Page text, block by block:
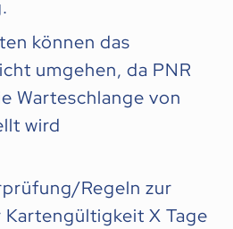
können das
umgehen, da PNR
Warteschlange von
wird
Regeln zur
X Tage